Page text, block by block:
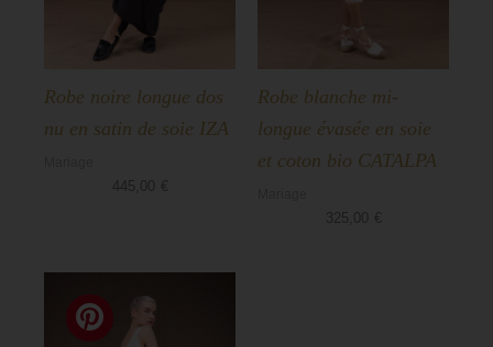
Robe noire longue dos
nu en satin de soie IZA
445,00
Robe blanche mi-
longue évasée en soie
et coton bio CATALPA
325,00